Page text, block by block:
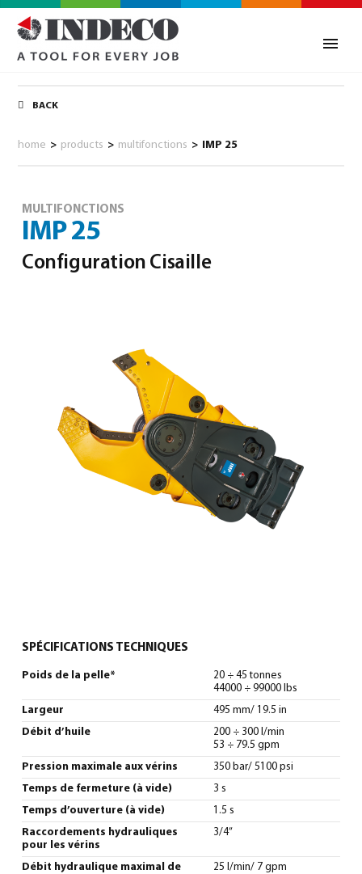
0
North America – French
BACK
home > products > multifonctions > IMP 25
MULTIFONCTIONS
IMP 25
Configuration Cisaille
SPÉCIFICATIONS TECHNIQUES
Poids de la pelle*
20 ÷ 45 tonnes
44000 ÷ 99000 lbs
Largeur 495 mm/ 19.5 in
Débit d’huile
200 ÷ 300 l/min
53 ÷ 79.5 gpm
Pression maximale aux vérins 350 bar/ 5100 psi
Temps de fermeture (à vide) 3 s
Temps d’ouverture (à vide) 1.5 s
Raccordements hydrauliques
pour les vérins
3/4”
Débit hydraulique maximal de
25 l/min/ 7 gpm